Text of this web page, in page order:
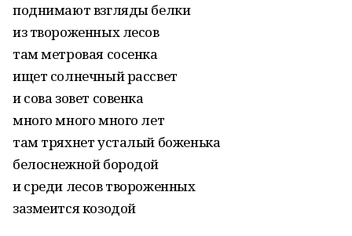
поднимают взгляды белки
из твороженных лесов
там метровая сосенка
ищет солнечный рассвет
и сова зовет совенка
много много много лет
там тряхнет усталый боженька
белоснежной бородой
и среди лесов твороженных
зазмеится козодой